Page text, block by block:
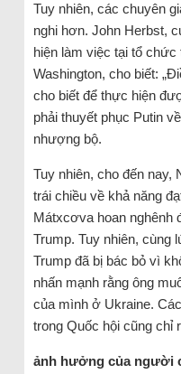
Tuy nhiên, các chuyên
nghi hơn. John Herbst,
hiện làm việc tại tổ
Washington, cho biết:
cho biết để thực hiện
phải thuyết phục Putin
nhượng bộ.
Tuy nhiên, cho đến nay,
trái chiều về khả năng
Mátxcơva hoan nghênh
Trump. Tuy nhiên, cùng
Trump đã bị bác bỏ vì
nhấn mạnh rằng ông
của mình ở Ukraine.
trong Quốc hội cũng chỉ
ảnh hưởng của người